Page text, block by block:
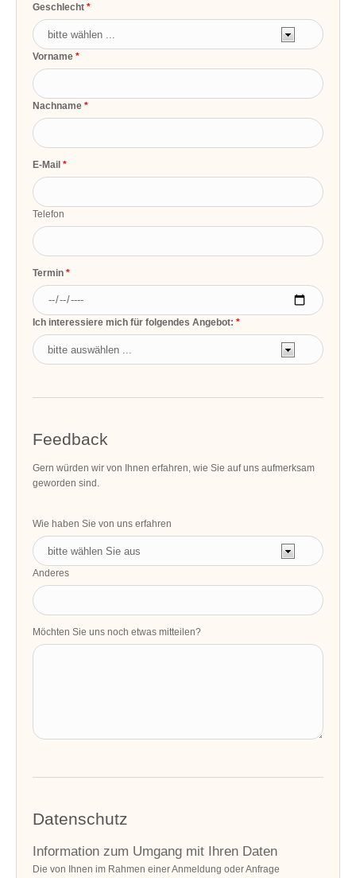
Geschlecht
Vorname
Nachname
E-Mail
Telefon
Termin
Ich interessiere mich für folgendes Angebot:
Feedback
Gern würden wir von Ihnen erfahren, wie Sie auf uns aufmerksam
geworden sind.
Wie haben Sie von uns erfahren
Anderes
Möchten Sie uns noch etwas mitteilen?
Datenschutz
Information zum Umgang mit Ihren Daten
Die von Ihnen im Rahmen einer Anmeldung oder Anfrage